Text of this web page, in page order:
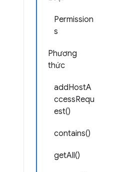
Permission
s
Phương
thức
addHostA
ccessRequ
est()
contains()
getAll()